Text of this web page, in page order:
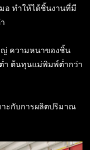
อ ทำให้ได้ชิ้นงานที่มี
ญ่ ความหนาของชิ้น
ำ ต้นทุนแม่พิมพ์ต่ำกว่า
าะกับการผลิตปริมาณ